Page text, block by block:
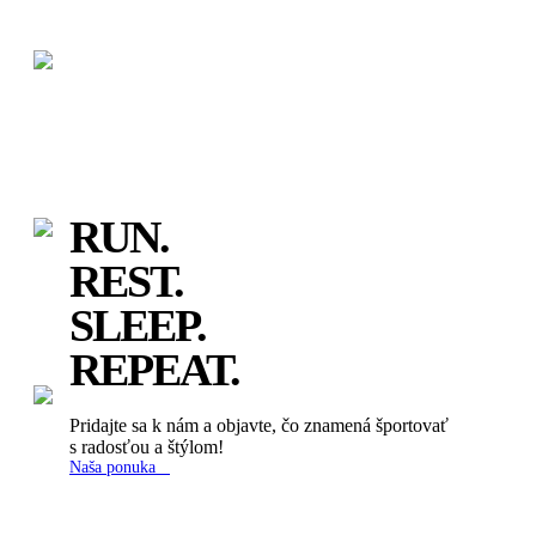
RUN.
REST.
SLEEP.
REPEAT.
Pridajte sa k nám a objavte, čo znamená športovať
s radosťou a štýlom!
Naša ponuka